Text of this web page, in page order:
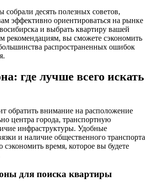
собрали десять полезных советов,
эффективно ориентироваться на рынке
и выбрать квартиру вашей
рекомендациям, вы сможете сэкономить
распространенных ошибок
где лучше всего искать
обратить внимание на расположение
центра города, транспортную
инфраструктуры. Удобные
и наличие общественного транспорта
сэкономить время, которое вы будете
для поиска квартиры